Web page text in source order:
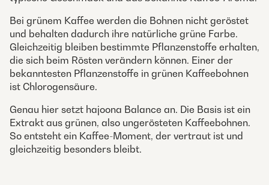
Bei grünem Kaffee werden die Bohnen nicht geröstet
und behalten dadurch ihre natürliche grüne Farbe.
Gleichzeitig bleiben bestimmte Pflanzenstoffe erhalten,
die sich beim Rösten verändern können. Einer der
bekanntesten Pflanzenstoffe in grünen Kaffeebohnen
ist Chlorogensäure.
Genau hier setzt hajoona Balance an. Die Basis ist ein
Extrakt aus grünen, also ungerösteten Kaffeebohnen.
So entsteht ein Kaffee-Moment, der vertraut ist und
gleichzeitig besonders bleibt.